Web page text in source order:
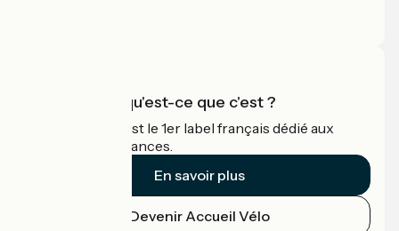
Accueil Vélo qu'est-ce que c'est ?
Accueil Vélo c'est le 1er label français dédié aux
cyclistes en vacances.
En savoir plus
Devenir Accueil Vélo